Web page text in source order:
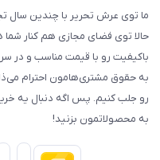
ما توی عرش تحریر با چندین سال
حالا توی فضای مجازی هم کنار
باکیفیت رو با قیمت مناسب و در
به حقوق مشتری‌هامون احترام
رو جلب کنیم. پس اگه دنبال یه
به محصولاتمون بزنید!